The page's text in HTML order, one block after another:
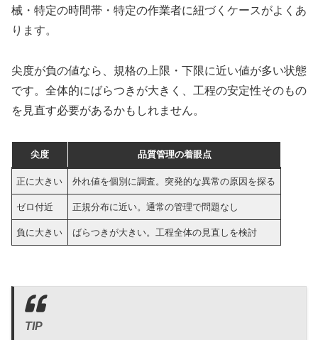
械・特定の時間帯・特定の作業者に紐づくケースがよくあ
ります。
尖度が負の値なら、規格の上限・下限に近い値が多い状態
です。全体的にばらつきが大きく、工程の安定性そのもの
を見直す必要があるかもしれません。
尖度 品質管理の着眼点
正に大きい 外れ値を個別に調査。突発的な異常の原因を探る
ゼロ付近 正規分布に近い。通常の管理で問題なし
負に大きい ばらつきが大きい。工程全体の見直しを検討
TIP